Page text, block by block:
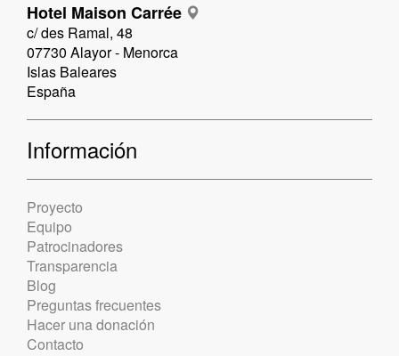
Hotel Maison Carrée
c/ des Ramal, 48
07730 Alayor - Menorca
Islas Baleares
España
Información
Proyecto
Equipo
Patrocinadores
Transparencia
Blog
Preguntas frecuentes
Hacer una donación
Contacto